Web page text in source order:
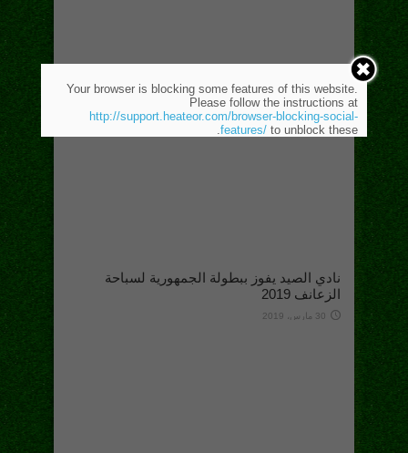
نادي الصيد يفوز ببطولة الجمهورية لسباحة
الزعانف 2019
30 مارس، 2019
Your browser is blocking some features of this website.
Please follow the instructions at
http://support.heateor.com/browser-blocking-social-
features/ to unblock these.